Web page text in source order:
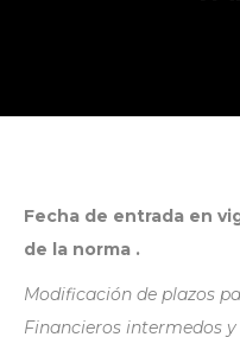
Fecha de entrada en
de la norma .
Modificación de plazos
Financieros intermedos